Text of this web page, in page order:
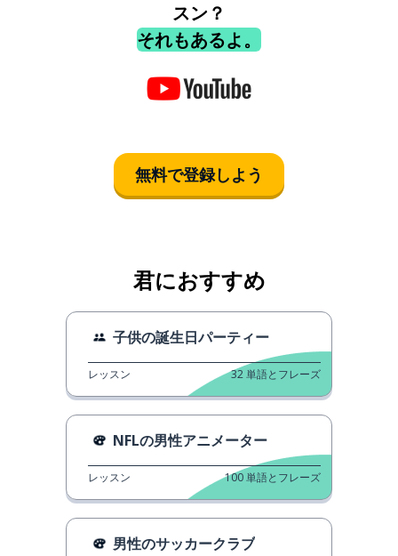
スン？
それもあるよ。
無料で登録しよう
君におすすめ
子供の誕生日パーティー
レッスン 32単語とフレーズ
NFLの男性アニメーター
レッスン 100単語とフレーズ
男性のサッカークラブ